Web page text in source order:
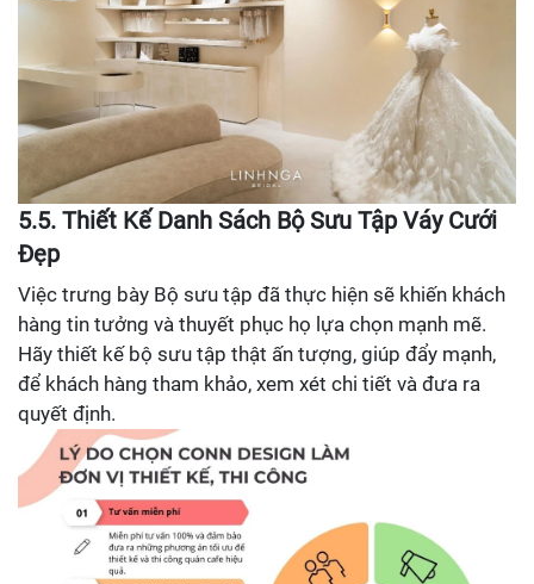
5.5. Thiết Kế Danh Sách Bộ Sưu Tập Váy Cưới
Đẹp
Việc trưng bày Bộ sưu tập đã thực hiện sẽ khiến khách
hàng tin tưởng và thuyết phục họ lựa chọn mạnh mẽ.
Hãy thiết kế bộ sưu tập thật ấn tượng, giúp đẩy mạnh,
để khách hàng tham khảo, xem xét chi tiết và đưa ra
quyết định.